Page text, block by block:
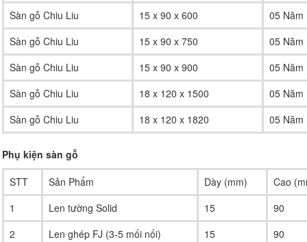
Sàn gỗ Chiu Liu
15 x 90 x 600
05 Năm
Sàn gỗ Chiu Liu
15 x 90 x 750
05 Năm
Sàn gỗ Chiu Liu
15 x 90 x 900
05 Năm
Sàn gỗ Chiu Liu
18 x 120 x 1500
05 Năm
Sàn gỗ Chiu Liu
18 x 120 x 1820 05 Năm
Phụ kiện sàn gỗ
STT
Sản Phẩm Dày (mm)
Cao
1
Len tường Solid 15
90
2
Len ghép FJ (3-5 mối nối) 15
90